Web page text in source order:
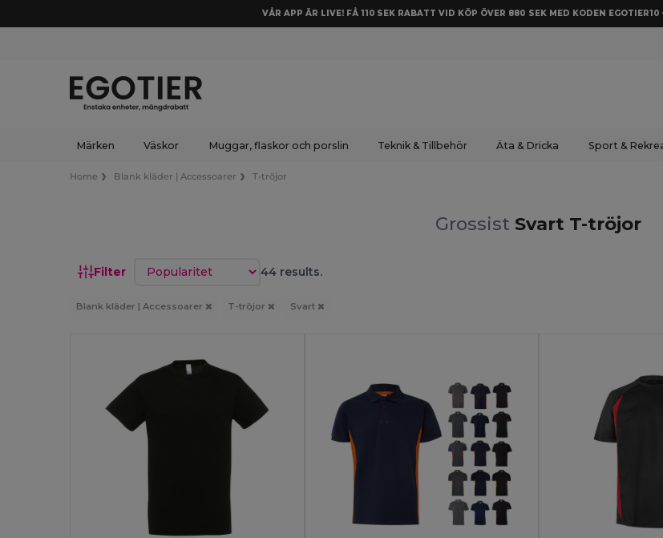
VÅR APP ÄR LIVE! FÅ 110 SEK RABATT VID KÖP ÖVER 880 SEK MED KODEN
Märken Väskor Muggar, flaskor och porslin Teknik & Tillbehör Äta & Dricka Sport &
Home Blank kläder | Accessoarer T-tröjor
Grossist Svart T-tröjor
Filter Sortera efter 44 results.
Blank kläder | Accessoarer T-tröjor Svart